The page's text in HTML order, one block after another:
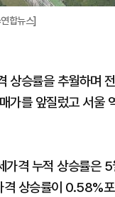
합뉴스]
상승률을 추월하며
가를 앞질렀고 서울
가격 누적 상승률은
상승률이 0.58%